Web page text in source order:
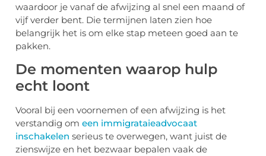
waardoor je vanaf de afwijzing al snel een maand of
vijf verder bent. Die termijnen laten zien hoe
belangrijk het is om elke stap meteen goed aan te
pakken.
De momenten waarop hulp
echt loont
Vooral bij een voornemen of een afwijzing is het
verstandig om een immigrataieadvocaat
inschakelen serieus te overwegen, want juist de
zienswijze en het bezwaar bepalen vaak de